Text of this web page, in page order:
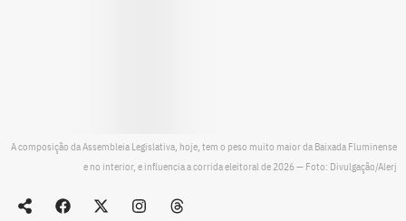
A composição da Assembleia Legislativa, hoje, tem o peso muito maior da Baixada Fluminense
e no interior, e influencia a corrida eleitoral de 2026 — Foto: Divulgação/Alerj